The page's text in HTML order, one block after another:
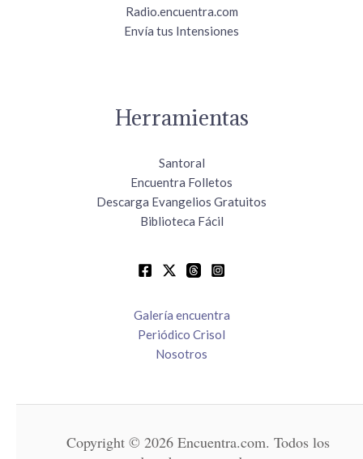
Radio.encuentra.com
Envía tus Intensiones
Herramientas
Santoral
Encuentra Folletos
Descarga Evangelios Gratuitos
Biblioteca Fácil
Galería encuentra
Periódico Crisol
Nosotros
Copyright © 2026 Encuentra.com. Todos los